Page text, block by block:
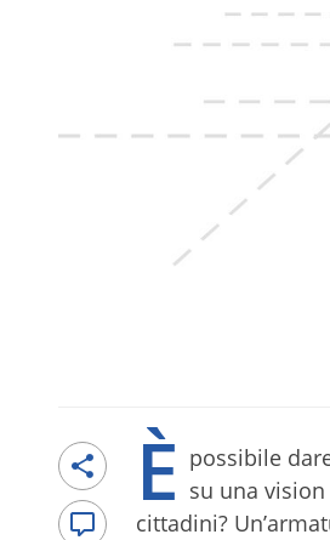
È possibile
su una
cittadini?